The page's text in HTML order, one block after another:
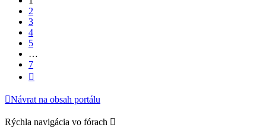
2
3
4
5
…
7
Návrat na obsah portálu
Rýchla navigácia vo fórach